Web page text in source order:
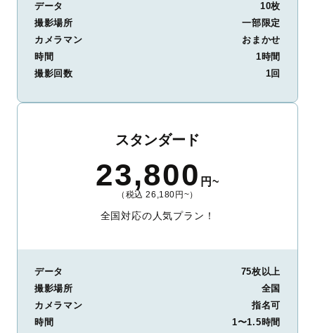
データ
10枚
撮影場所
一部限定
カメラマン
おまかせ
時間
1時間
撮影回数
1回
スタンダード
23,800 円~
（税込 26,180円~）
全国対応の人気プラン！
データ
75枚以上
撮影場所
全国
カメラマン
指名可
時間
1〜1.5時間